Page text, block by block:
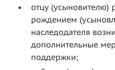
отцу (усыновителю)
рождением
наследодателя
дополнительные
поддержки;